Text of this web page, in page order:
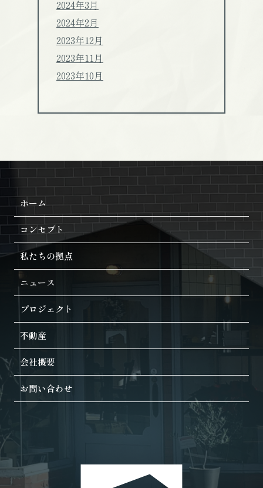
2024年3月
2024年2月
2023年12月
2023年11月
2023年10月
ホーム
コンセプト
私たちの拠点
ニュース
プロジェクト
不動産
会社概要
お問い合わせ